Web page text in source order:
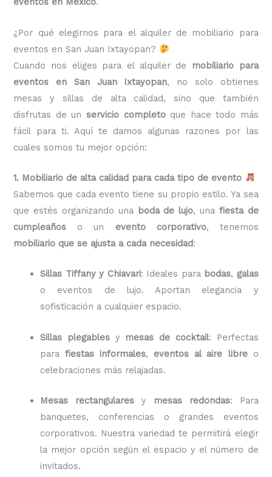
¿Por qué elegirnos para el alquiler de mobiliario para
eventos en San Juan Ixtayopan?
Cuando nos eliges para el alquiler de
mobiliario para
eventos en San Juan Ixtayopan, no solo obtienes
mesas y sillas de alta calidad, sino que también
disfrutas de un servicio completoque hace todo más
fácil para ti. Aquí te damos algunas razones por las
cuales somos tu mejor opción:
1. Mobiliario de alta calidad para cada tipo de evento
Sabemos que cada evento tiene su propio estilo. Ya sea
que estés organizando una boda de lujo, una fiesta de
cumpleaños o un evento corporativo, tenemos
mobiliario que se ajusta a cada necesidad:
Sillas Tiffany y Chiavari: Ideales para bodas, galas
o eventos de lujo. Aportan elegancia y
sofisticación a cualquier espacio.
Sillas plegablesy mesas de cocktail: Perfectas
parafiestas informales, eventos al aire libreo
celebraciones más relajadas.
Mesas rectangulares y mesas redondas: Para
banquetes, conferencias o grandes eventos
corporativos. Nuestra variedad te permitirá elegir
la mejor opción según el espacio y el número de
invitados.